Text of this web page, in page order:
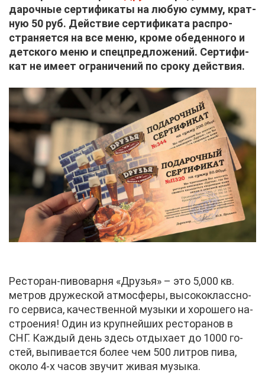
да­роч­ные сер­ти­фи­ка­ты на лю­бую сум­му, крат­
ную 50 руб. Дей­ствие сер­ти­фи­ка­та рас­про­
стра­ня­ет­ся на все ме­ню, кро­ме обе­ден­но­го и
дет­ско­го ме­ню и спец­пред­ло­же­ний. Сер­ти­фи­
кат не име­ет огра­ни­че­ний по сро­ку дей­ствия.
Ре­сто­ран-пи­во­вар­ня «Дру­зья» – это 5,000 кв.
мет­ров дру­же­ской ат­мо­сфе­ры, вы­со­ко­класс­но­
го сер­ви­са, ка­че­ствен­ной му­зы­ки и хо­ро­ше­го на­
стро­е­ния! Один из круп­ней­ших ре­сто­ра­нов в
СНГ. Каж­дый день здесь от­ды­ха­ет до 1000 го­
стей, вы­пи­ва­ет­ся бо­лее чем 500 лит­ров пи­ва,
око­ло 4-х ча­сов зву­чит жи­вая му­зы­ка.